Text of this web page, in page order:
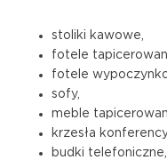
stoliki kawowe,
fotele
fotele
sofy,
meble
krzesła
budki telefoniczne,